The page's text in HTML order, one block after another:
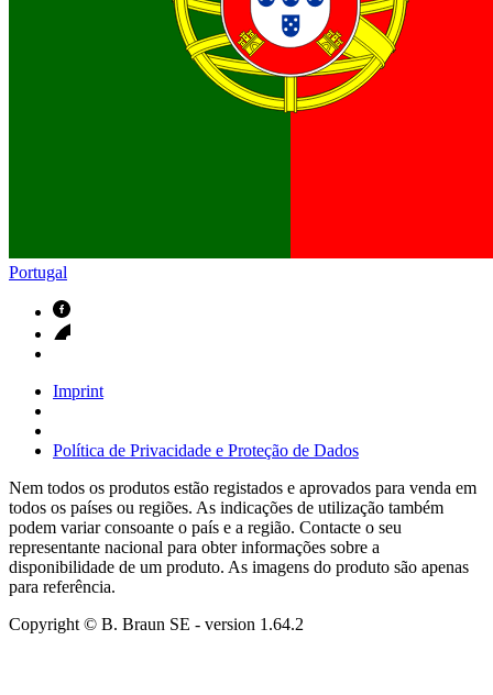
Portugal
Imprint
Política de Privacidade e Proteção de Dados
Nem todos os produtos estão registados e aprovados para venda em
todos os países ou regiões. As indicações de utilização também
podem variar consoante o país e a região. Contacte o seu
representante nacional para obter informações sobre a
disponibilidade de um produto. As imagens do produto são apenas
para referência.
Copyright © B. Braun SE - version 1.64.2